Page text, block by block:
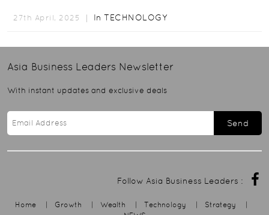
27th April, 2025 ｜ In TECHNOLOGY
Asia Business Leaders Newsletter
With instant updates and exclusive deals
Send
Follow Asia Business Leaders :
Home | Growth | Wealth | Technology | Strategy
|